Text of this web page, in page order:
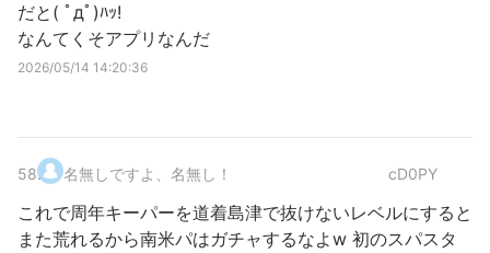
だと( ﾟдﾟ)ﾊｯ!
なんてくそアプリなんだ
2026/05/14 14:20:36
58. 名無しですよ、名無し！ cD0PY
これで周年キーパーを道着島津で抜けないレベルにすると
また荒れるから南米パはガチャするなよw 初のスパスタ